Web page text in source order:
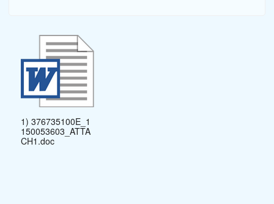
1) 376735100E_1
150053603_ATTA
CH1.doc